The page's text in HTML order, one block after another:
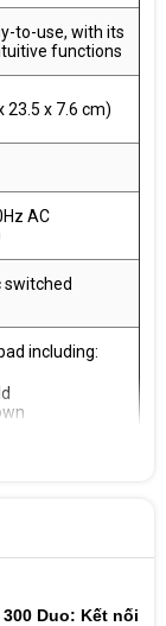
to-use, with its
functions
23.5 x 7.6 cm)
AC
switched
including:
mute
dBA SPL
Duo: Kết nối